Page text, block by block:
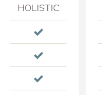
HOLISTIC